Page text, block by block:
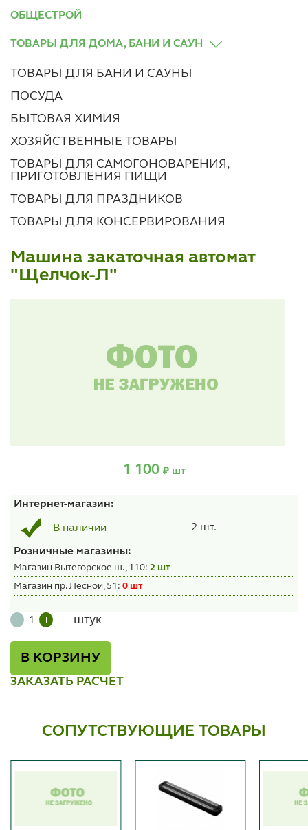
ОБЩЕСТРОЙ
ТОВАРЫ ДЛЯ ДОМА, БАНИ И САУН
ТОВАРЫ ДЛЯ БАНИ И САУНЫ
ПОСУДА
БЫТОВАЯ ХИМИЯ
ХОЗЯЙСТВЕННЫЕ ТОВАРЫ
ТОВАРЫ ДЛЯ САМОГОНОВАРЕНИЯ,
ПРИГОТОВЛЕНИЯ ПИЩИ
ТОВАРЫ ДЛЯ ПРАЗДНИКОВ
ТОВАРЫ ДЛЯ КОНСЕРВИРОВАНИЯ
Машина закаточная автомат
"Щелчок-Л"
1 100 ₽ шт
Интернет-магазин:
В наличии 2 шт.
Розничные магазины:
Магазин Вытегорское ш., 110: 2 шт
Магазин пр. Лесной, 51: 0 шт
штук
В КОРЗИНУ
ЗАКАЗАТЬ РАСЧЕТ
СОПУТСТВУЮЩИЕ ТОВАРЫ